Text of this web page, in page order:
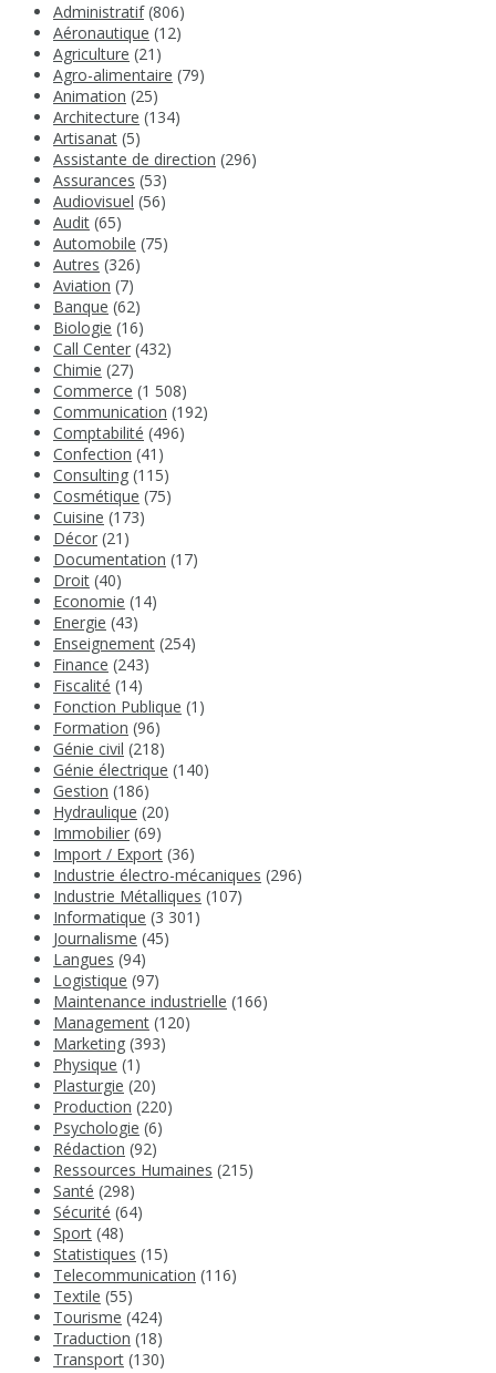
Administratif(806)
Aéronautique (12)
Agriculture (21)
Agro-alimentaire (79)
Animation (25)
Architecture (134)
Artisanat (5)
Assistante de direction (296)
Assurances (53)
Audiovisuel (56)
Audit (65)
Automobile (75)
Autres (326)
Aviation (7)
Banque (62)
Biologie (16)
Call Center (432)
Chimie (27)
Commerce (1 508)
Communication (192)
Comptabilité (496)
Confection (41)
Consulting (115)
Cosmétique (75)
Cuisine (173)
Décor (21)
Documentation (17)
Droit (40)
Economie (14)
Energie (43)
Enseignement (254)
Finance (243)
Fiscalité (14)
Fonction Publique (1)
Formation (96)
Génie civil (218)
Génie électrique (140)
Gestion (186)
Hydraulique (20)
Immobilier (69)
Import / Export (36)
Industrie électro-mécaniques (296)
Industrie Métalliques (107)
Informatique (3 301)
Journalisme (45)
Langues (94)
Logistique (97)
Maintenance industrielle (166)
Management (120)
Marketing (393)
Physique (1)
Plasturgie (20)
Production (220)
Psychologie (6)
Rédaction (92)
Ressources Humaines (215)
Santé (298)
Sécurité (64)
Sport (48)
Statistiques (15)
Telecommunication (116)
Textile (55)
Tourisme (424)
Traduction (18)
Transport (130)